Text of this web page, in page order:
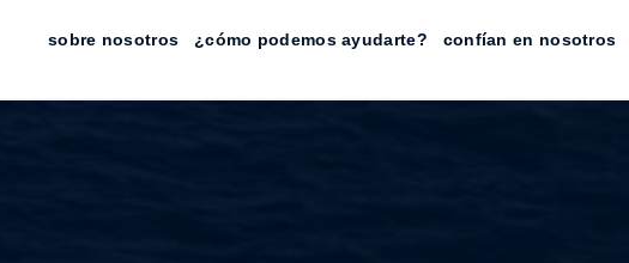
sobre nosotros ¿cómo podemos ayudarte? confían en nosotros